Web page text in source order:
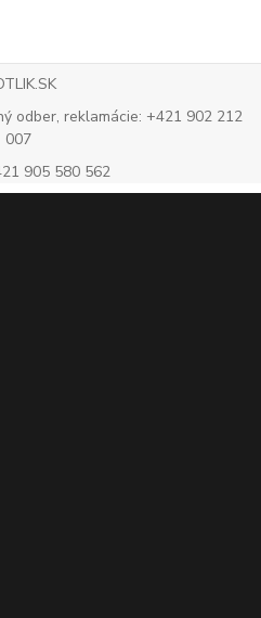
odber, reklamácie: +421 902 212
007
905 580 562